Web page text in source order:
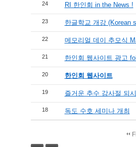
24 RI 한인회 in the News !
23 한글학교 개강 (Korean
22 메모리얼 데이 추모식
21 한인회 웹사이트 광고
20 한인회 웹사이트
19 즐거운 추수 감사절 되
18 독도 수호 세미나 개최